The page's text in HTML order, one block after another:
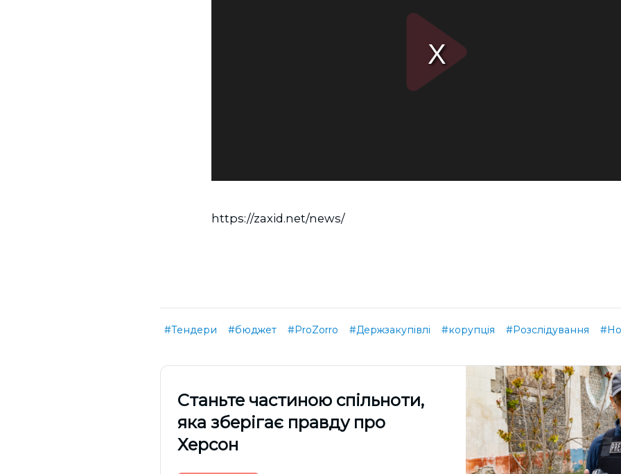
https://zaxid.net/news/
#Тендери #бюджет #ProZorro #Держзакупівлі #корупція #Розслідування
Cтаньте частиною спільноти,
яка зберігає правду про
Херсон